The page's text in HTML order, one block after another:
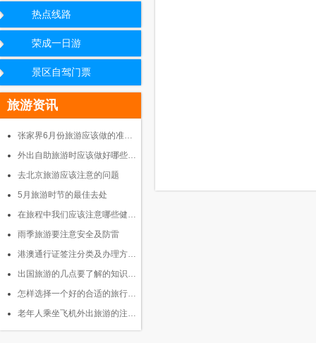
热点线路
荣成一日游
景区自驾门票
旅游资讯
张家界6月份旅游应该做的准…
外出自助旅游时应该做好哪些…
去北京旅游应该注意的问题
5月旅游时节的最佳去处
在旅程中我们应该注意哪些健…
雨季旅游要注意安全及防雷
港澳通行证签注分类及办理方…
出国旅游的几点要了解的知识…
怎样选择一个好的合适的旅行…
老年人乘坐飞机外出旅游的注…